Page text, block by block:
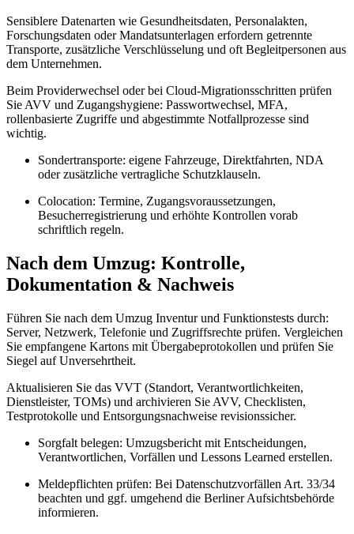
Sensiblere Datenarten wie Gesundheitsdaten, Personalakten,
Forschungsdaten oder Mandatsunterlagen erfordern getrennte
Transporte, zusätzliche Verschlüsselung und oft Begleitpersonen aus
dem Unternehmen.
Beim Providerwechsel oder bei Cloud‑Migrationsschritten prüfen
Sie AVV und Zugangshygiene: Passwortwechsel, MFA,
rollenbasierte Zugriffe und abgestimmte Notfallprozesse sind
wichtig.
Sondertransporte: eigene Fahrzeuge, Direktfahrten, NDA
oder zusätzliche vertragliche Schutzklauseln.
Colocation: Termine, Zugangsvoraussetzungen,
Besucherregistrierung und erhöhte Kontrollen vorab
schriftlich regeln.
Nach dem Umzug: Kontrolle,
Dokumentation & Nachweis
Führen Sie nach dem Umzug Inventur und Funktionstests durch:
Server, Netzwerk, Telefonie und Zugriffsrechte prüfen. Vergleichen
Sie empfangene Kartons mit Übergabeprotokollen und prüfen Sie
Siegel auf Unversehrtheit.
Aktualisieren Sie das VVT (Standort, Verantwortlichkeiten,
Dienstleister, TOMs) und archivieren Sie AVV, Checklisten,
Testprotokolle und Entsorgungsnachweise revisionssicher.
Sorgfalt belegen: Umzugsbericht mit Entscheidungen,
Verantwortlichen, Vorfällen und Lessons Learned erstellen.
Meldepflichten prüfen: Bei Datenschutzvorfällen Art. 33/34
beachten und ggf. umgehend die Berliner Aufsichtsbehörde
informieren.